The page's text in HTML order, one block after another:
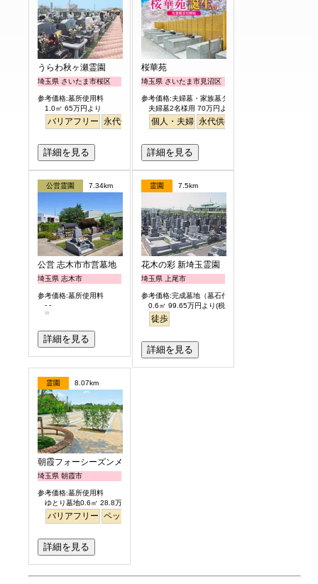
うらわ秋ヶ瀬霊園
埼玉県 さいたま市桜区
参考価格:墓所使用料
1.0㎡ 65万円より
バリアフリー 永代供養
詳細を見る
桜華苑
埼玉県 さいたま市見沼区
参考価格:夫婦墓・家族墓タイプ
夫婦墓2名様用 70万円より
個人・夫婦 永代供養
詳細を見る
公営霊園 7.34km
公営 志木市市営墓地
埼玉県 志木市
参考価格:墓所使用料
- -
詳細を見る
霊園 7.5km
花木の彩 新埼玉霊園
埼玉県 上尾市
参考価格:完成墓地（墓石代含）
0.6㎡ 99.65万円より(税別)
徒歩
詳細を見る
霊園 8.07km
朝霞フォーシーズンメモリアル
埼玉県 朝霞市
参考価格:墓所使用料
ゆとり墓地0.6㎡ 28.8万円より
バリアフリー ペット
詳細を見る